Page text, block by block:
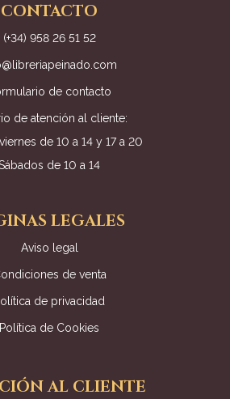
CONTACTO
(+34) 958 26 51 52
de contacto
de atención al cliente:
de 10 a 14 y 17 a 20
de 10 a 14
LEGALES
Aviso legal
de venta
de privacidad
Política de Cookies
AL CLIENTE